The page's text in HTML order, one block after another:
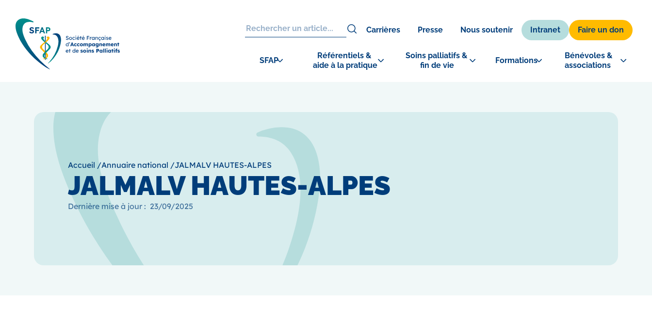
Carrières Presse Nous soutenir Intranet Faire un don
SFAP
Référentiels &
aide à la pratique
Soins palliatifs &
fin de vie
Formations
Bénévoles &
associations
Accueil /Annuaire national /JALMALV HAUTES-ALPES
JALMALV HAUTES-ALPES
Dernière mise à jour : 23/09/2025